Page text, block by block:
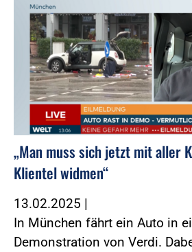
„Man muss sich jetzt mit aller
Klientel widmen“
13.02.2025 |
In München fährt ein Auto in
Demonstration von Verdi.